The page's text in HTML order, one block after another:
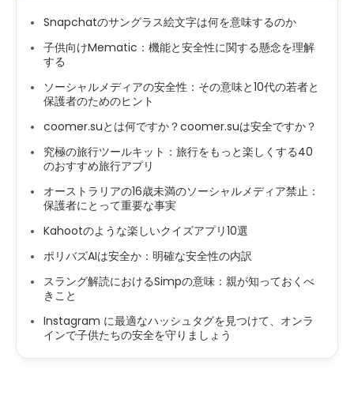
Snapchatのサングラス絵文字は何を意味するのか
子供向けMematic：機能と安全性に関する懸念を理解
する
ソーシャルメディアの安全性：その意味と10代の若者と
保護者のためのヒント
coomer.suとは何ですか？coomer.suは安全ですか？
究極の旅行ツールキット：旅行をもっと楽しくする40
のおすすめ旅行アプリ
オーストラリアの16歳未満のソーシャルメディア禁止：
保護者にとって重要な事実
Kahootのような楽しいクイズアプリ10選
ポリバズAIは安全か：明確な安全性の内訳
スラング解読におけるSimpの意味：親が知っておくべ
きこと
Instagram に最適なハッシュタグを見つけて、オンラ
インで子供たちの安全を守りましょう